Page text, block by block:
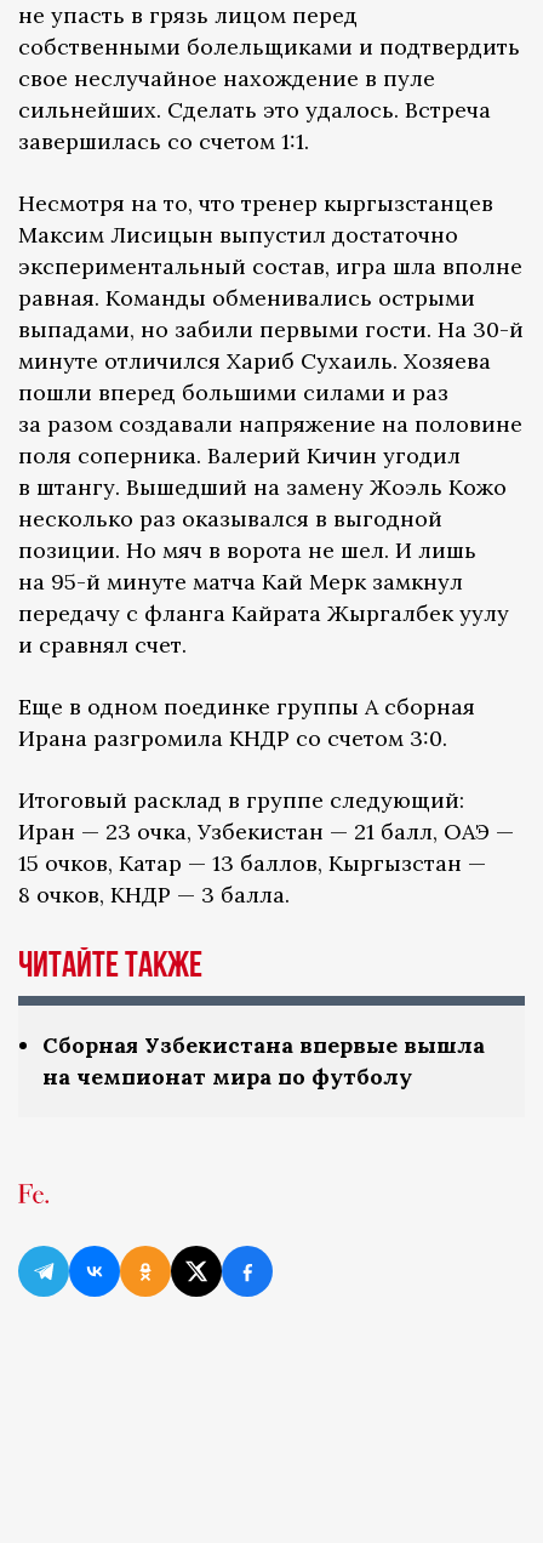
не упасть в грязь лицом перед
собственными болельщиками и подтвердить
свое неслучайное нахождение в пуле
сильнейших. Сделать это удалось. Встреча
завершилась со счетом 1:1.
Несмотря на то, что тренер кыргызстанцев
Максим Лисицын выпустил достаточно
экспериментальный состав, игра шла вполне
равная. Команды обменивались острыми
выпадами, но забили первыми гости. На 30-й
минуте отличился Хариб Сухаиль. Хозяева
пошли вперед большими силами и раз
за разом создавали напряжение на половине
поля соперника. Валерий Кичин угодил
в штангу. Вышедший на замену Жоэль Кожо
несколько раз оказывался в выгодной
позиции. Но мяч в ворота не шел. И лишь
на 95-й минуте матча Кай Мерк замкнул
передачу с фланга Кайрата Жыргалбек уулу
и сравнял счет.
Еще в одном поединке группы А сборная
Ирана разгромила КНДР со счетом 3:0.
Итоговый расклад в группе следующий:
Иран — 23 очка, Узбекистан — 21 балл, ОАЭ —
15 очков, Катар — 13 баллов, Кыргызстан —
8 очков, КНДР — 3 балла.
Читайте также
Сборная Узбекистана впервые вышла
на чемпионат мира по футболу